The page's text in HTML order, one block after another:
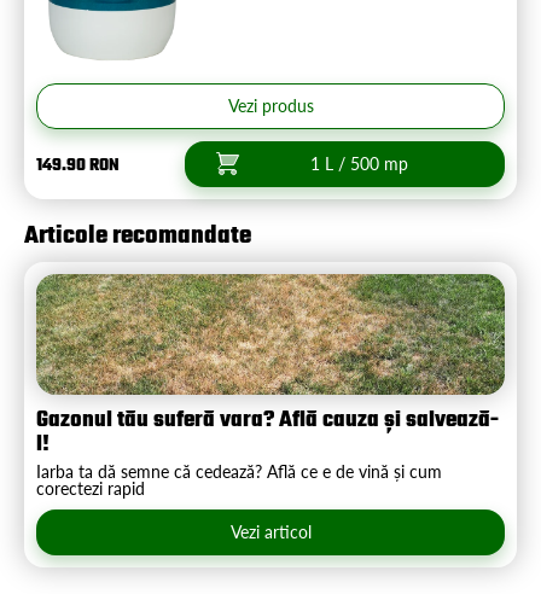
Vezi produs
149.90 RON 1 L / 500 mp
Articole recomandate
Gazonul tău suferă vara? Află cauza și salvează-
l!
Iarba ta dă semne că cedează? Află ce e de vină și cum
corectezi rapid
Vezi articol